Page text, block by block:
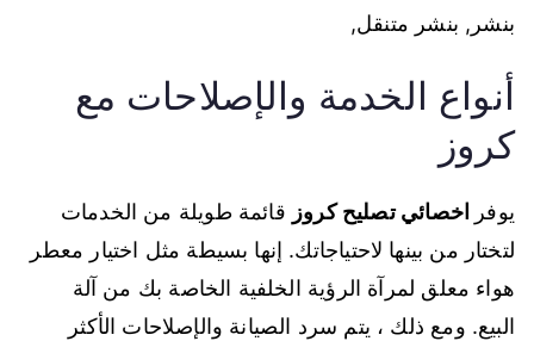
بنشر, بنشر متنقل,
أنواع الخدمة والإصلاحات مع
كروز
يوفر اخصائي تصليح كروز قائمة طويلة من الخدمات
لتختار من بينها لاحتياجاتك. إنها بسيطة مثل اختيار معطر
هواء معلق لمرآة الرؤية الخلفية الخاصة بك من آلة
البيع. ومع ذلك ، يتم سرد الصيانة والإصلاحات الأكثر